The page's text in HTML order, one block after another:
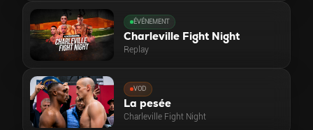
ÉVÉNEMENT
Charleville Fight Night
Replay
VOD
La pesée
Charleville Fight Night